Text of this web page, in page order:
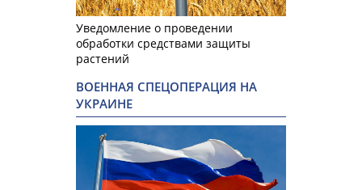
Уведомление о проведении
обработки средствами защиты
растений
ВОЕННАЯ СПЕЦОПЕРАЦИЯ НА
УКРАИНЕ